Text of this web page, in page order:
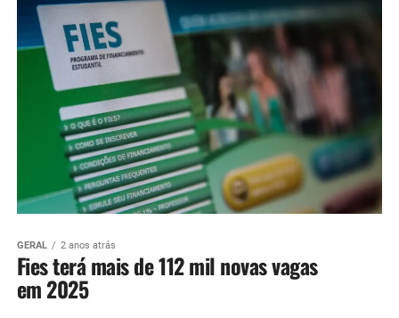
GERAL 2 anos atrás
Fies terá mais de 112 mil novas vagas
em 2025